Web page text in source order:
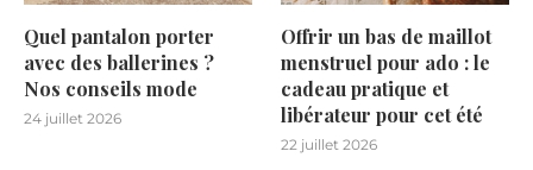
Quel pantalon porter
avec des ballerines ?
Nos conseils mode
24 juillet 2026
Offrir un bas de maillot
menstruel pour ado : le
cadeau pratique et
libérateur pour cet été
22 juillet 2026